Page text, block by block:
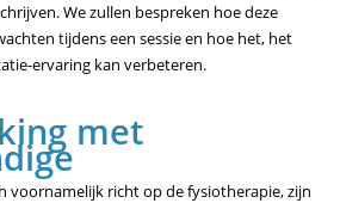
We zullen bespreken hoe deze
tijdens een sessie en hoe het, het
ervaring kan verbeteren.
met
voornamelijk richt op de fysiotherapie, zijn